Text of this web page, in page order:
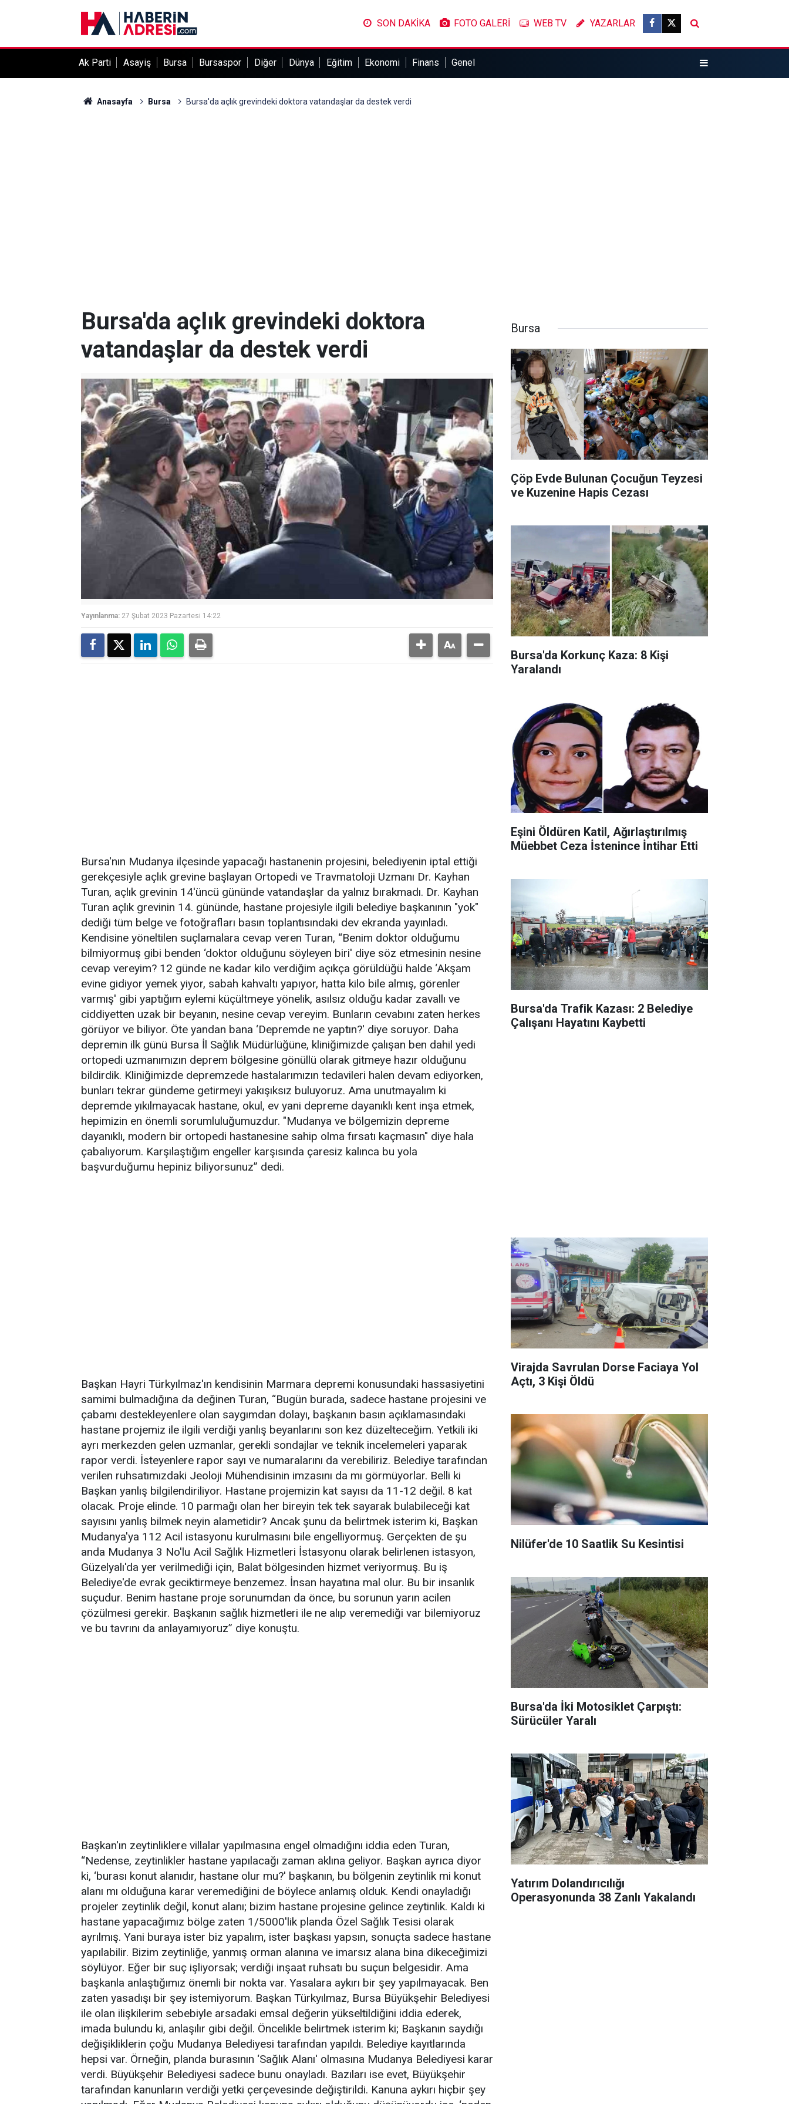
SON DAKİKA FOTO GALERİ WEB TV YAZARLAR
Ak Parti Asayiş Bursa Bursaspor Diğer Dünya Eğitim Ekonomi Finans Genel
Anasayfa Bursa Bursa'da açlık grevindeki doktora vatandaşlar da destek verdi
Bursa'da açlık grevindeki doktora
vatandaşlar da destek verdi
Yayınlanma: 27 Şubat 2023 Pazartesi 14:22
Bursa'nın Mudanya ilçesinde yapacağı hastanenin projesini, belediyenin iptal ettiği
gerekçesiyle açlık grevine başlayan Ortopedi ve Travmatoloji Uzmanı Dr. Kayhan
Turan, açlık grevinin 14'üncü gününde vatandaşlar da yalnız bırakmadı. Dr. Kayhan
Turan açlık grevinin 14. gününde, hastane projesiyle ilgili belediye başkanının "yok"
dediği tüm belge ve fotoğrafları basın toplantısındaki dev ekranda yayınladı.
Kendisine yöneltilen suçlamalara cevap veren Turan, “Benim doktor olduğumu
bilmiyormuş gibi benden ‘doktor olduğunu söyleyen biri' diye söz etmesinin nesine
cevap vereyim? 12 günde ne kadar kilo verdiğim açıkça görüldüğü halde ‘Akşam
evine gidiyor yemek yiyor, sabah kahvaltı yapıyor, hatta kilo bile almış, görenler
varmış' gibi yaptığım eylemi küçültmeye yönelik, asılsız olduğu kadar zavallı ve
ciddiyetten uzak bir beyanın, nesine cevap vereyim. Bunların cevabını zaten herkes
görüyor ve biliyor. Öte yandan bana ‘Depremde ne yaptın?' diye soruyor. Daha
depremin ilk günü Bursa İl Sağlık Müdürlüğüne, kliniğimizde çalışan ben dahil yedi
ortopedi uzmanımızın deprem bölgesine gönüllü olarak gitmeye hazır olduğunu
bildirdik. Kliniğimizde depremzede hastalarımızın tedavileri halen devam ediyorken,
bunları tekrar gündeme getirmeyi yakışıksız buluyoruz. Ama unutmayalım ki
depremde yıkılmayacak hastane, okul, ev yani depreme dayanıklı kent inşa etmek,
hepimizin en önemli sorumluluğumuzdur. "Mudanya ve bölgemizin depreme
dayanıklı, modern bir ortopedi hastanesine sahip olma fırsatı kaçmasın" diye hala
çabalıyorum. Karşılaştığım engeller karşısında çaresiz kalınca bu yola
başvurduğumu hepiniz biliyorsunuz” dedi.
Başkan Hayri Türkyılmaz'ın kendisinin Marmara depremi konusundaki hassasiyetini
samimi bulmadığına da değinen Turan, “Bugün burada, sadece hastane projesini ve
çabamı destekleyenlere olan saygımdan dolayı, başkanın basın açıklamasındaki
hastane projemiz ile ilgili verdiği yanlış beyanlarını son kez düzelteceğim. Yetkili iki
ayrı merkezden gelen uzmanlar, gerekli sondajlar ve teknik incelemeleri yaparak
rapor verdi. İsteyenlere rapor sayı ve numaralarını da verebiliriz. Belediye tarafından
verilen ruhsatımızdaki Jeoloji Mühendisinin imzasını da mı görmüyorlar. Belli ki
Başkan yanlış bilgilendiriliyor. Hastane projemizin kat sayısı da 11-12 değil. 8 kat
olacak. Proje elinde. 10 parmağı olan her bireyin tek tek sayarak bulabileceği kat
sayısını yanlış bilmek neyin alametidir? Ancak şunu da belirtmek isterim ki, Başkan
Mudanya'ya 112 Acil istasyonu kurulmasını bile engelliyormuş. Gerçekten de şu
anda Mudanya 3 No'lu Acil Sağlık Hizmetleri İstasyonu olarak belirlenen istasyon,
Güzelyalı'da yer verilmediği için, Balat bölgesinden hizmet veriyormuş. Bu iş
Belediye'de evrak geciktirmeye benzemez. İnsan hayatına mal olur. Bu bir insanlık
suçudur. Benim hastane proje sorunumdan da önce, bu sorunun yarın acilen
çözülmesi gerekir. Başkanın sağlık hizmetleri ile ne alıp veremediği var bilemiyoruz
ve bu tavrını da anlayamıyoruz” diye konuştu.
Başkan'ın zeytinliklere villalar yapılmasına engel olmadığını iddia eden Turan,
“Nedense, zeytinlikler hastane yapılacağı zaman aklına geliyor. Başkan ayrıca diyor
ki, ‘burası konut alanıdır, hastane olur mu?' başkanın, bu bölgenin zeytinlik mi konut
alanı mı olduğuna karar veremediğini de böylece anlamış olduk. Kendi onayladığı
projeler zeytinlik değil, konut alanı; bizim hastane projesine gelince zeytinlik. Kaldı ki
hastane yapacağımız bölge zaten 1/5000'lik planda Özel Sağlık Tesisi olarak
ayrılmış. Yani buraya ister biz yapalım, ister başkası yapsın, sonuçta sadece hastane
yapılabilir. Bizim zeytinliğe, yanmış orman alanına ve imarsız alana bina dikeceğimizi
söylüyor. Eğer bir suç işliyorsak; verdiği inşaat ruhsatı bu suçun belgesidir. Ama
başkanla anlaştığımız önemli bir nokta var. Yasalara aykırı bir şey yapılmayacak. Ben
zaten yasadışı bir şey istemiyorum. Başkan Türkyılmaz, Bursa Büyükşehir Belediyesi
ile olan ilişkilerim sebebiyle arsadaki emsal değerin yükseltildiğini iddia ederek,
imada bulundu ki, anlaşılır gibi değil. Öncelikle belirtmek isterim ki; Başkanın saydığı
değişikliklerin çoğu Mudanya Belediyesi tarafından yapıldı. Belediye kayıtlarında
hepsi var. Örneğin, planda burasının ‘Sağlık Alanı' olmasına Mudanya Belediyesi karar
verdi. Büyükşehir Belediyesi sadece bunu onayladı. Bazıları ise evet, Büyükşehir
tarafından kanunların verdiği yetki çerçevesinde değiştirildi. Kanuna aykırı hiçbir şey
Bursa
Çöp Evde Bulunan Çocuğun Teyzesi
ve Kuzenine Hapis Cezası
Bursa'da Korkunç Kaza: 8 Kişi
Yaralandı
Eşini Öldüren Katil, Ağırlaştırılmış
Müebbet Ceza İstenince İntihar Etti
Bursa'da Trafik Kazası: 2 Belediye
Çalışanı Hayatını Kaybetti
Virajda Savrulan Dorse Faciaya Yol
Açtı, 3 Kişi Öldü
Nilüfer'de 10 Saatlik Su Kesintisi
Bursa'da İki Motosiklet Çarpıştı:
Sürücüler Yaralı
Yatırım Dolandırıcılığı
Operasyonunda 38 Zanlı Yakalandı